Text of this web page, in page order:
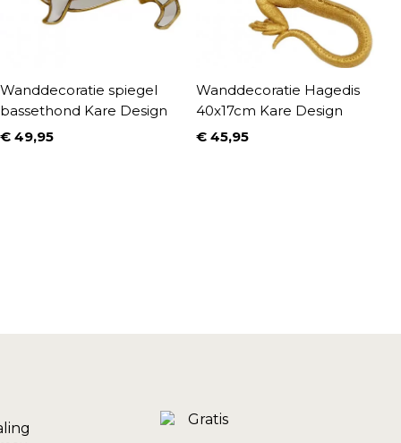
Wanddecoratie spiegel
bassethond Kare Design
Prijs
€ 49,95
Wanddecoratie Hagedis
40x17cm Kare Design
Prijs
€ 45,95